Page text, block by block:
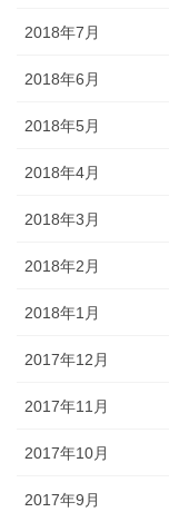
2018年7月
2018年6月
2018年5月
2018年4月
2018年3月
2018年2月
2018年1月
2017年12月
2017年11月
2017年10月
2017年9月